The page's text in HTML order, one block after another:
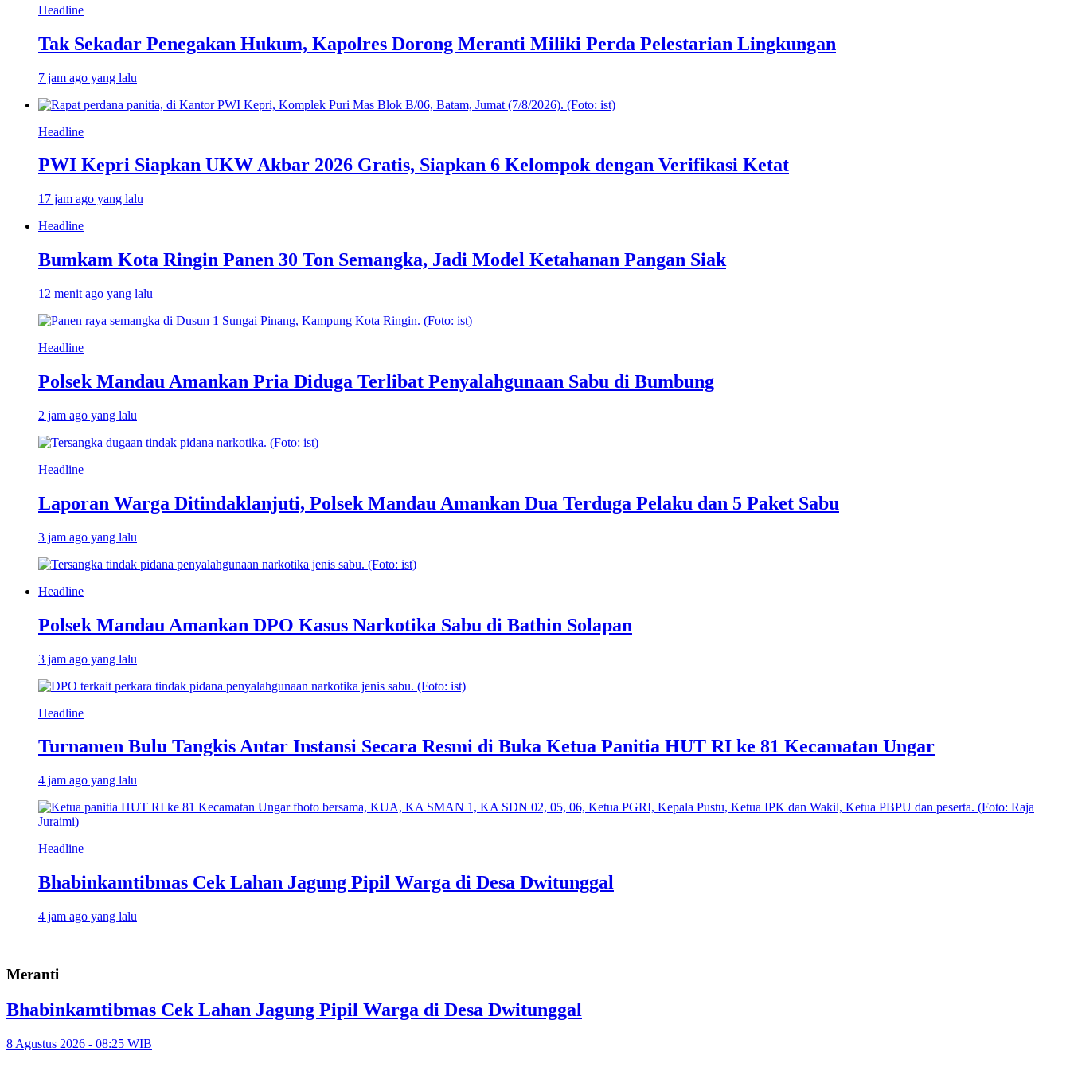
Headline
Tak Sekadar Penegakan Hukum, Kapolres Dorong Meranti Miliki Perda Pelestarian Lingkungan
7 jam ago yang lalu
Headline
PWI Kepri Siapkan UKW Akbar 2026 Gratis, Siapkan 6 Kelompok dengan Verifikasi Ketat
17 jam ago yang lalu
Headline
Bumkam Kota Ringin Panen 30 Ton Semangka, Jadi Model Ketahanan Pangan Siak
12 menit ago yang lalu
Headline
Polsek Mandau Amankan Pria Diduga Terlibat Penyalahgunaan Sabu di Bumbung
2 jam ago yang lalu
Headline
Laporan Warga Ditindaklanjuti, Polsek Mandau Amankan Dua Terduga Pelaku dan 5 Paket Sabu
3 jam ago yang lalu
Headline
Polsek Mandau Amankan DPO Kasus Narkotika Sabu di Bathin Solapan
3 jam ago yang lalu
Headline
Turnamen Bulu Tangkis Antar Instansi Secara Resmi di Buka Ketua Panitia HUT RI ke 81 Kecamatan Ungar
4 jam ago yang lalu
Headline
Bhabinkamtibmas Cek Lahan Jagung Pipil Warga di Desa Dwitunggal
4 jam ago yang lalu
Meranti
Bhabinkamtibmas Cek Lahan Jagung Pipil Warga di Desa Dwitunggal
8 Agustus 2026 - 08:25 WIB